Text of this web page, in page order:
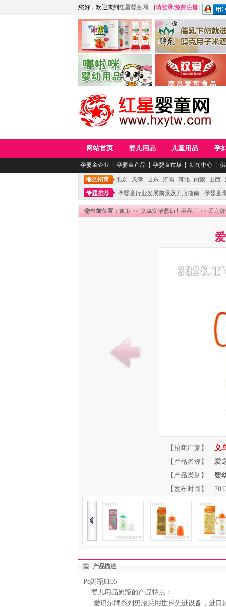
您好，欢迎来到 红星婴童网 ！ [请登录/免费注册]
江西麦嘟嘟食品有限公司
青岛嘟啦咪婴幼儿用品公司
江西醇之客月子米酒
网站首页 婴儿用品 儿童用品 孕
孕婴童企业 ┆ 孕婴童产品 ┆ 孕婴童市场 ┆ 新闻中心 ┆
地区招商 北京 天津 山东 河南 河北 内蒙 山西
专题推荐
孕婴童行业发展前景及开店指南 孕婴童
您当前位置： 首页 >> 义乌安怡婴幼儿用品厂 >> 爱之
【招商厂家】： 义
【产品名称】： 爱
【产品类别】： 婴
【发布时间】：
产品描述
Pc奶瓶8105
婴儿用品奶瓶的产品特点：
·爱琪尔牌系列奶瓶采用世界先进设备，进口